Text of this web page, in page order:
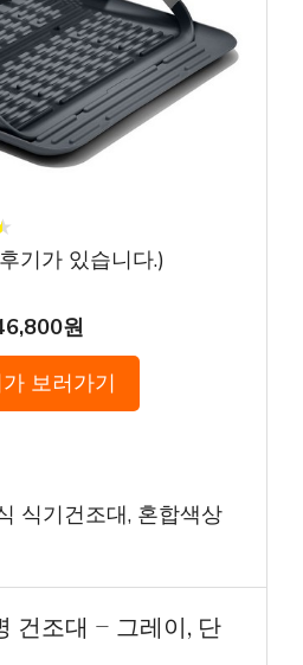
기가 있습니다.)
원
보러가기
식기건조대, 혼합색상
건조대 – 그레이, 단